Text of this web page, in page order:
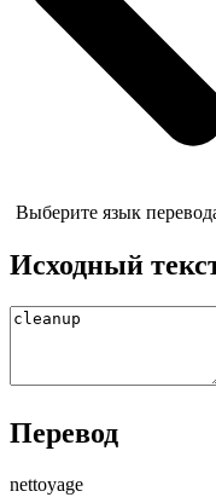
Выберите язык
Исходный
Перевод
nettoyage